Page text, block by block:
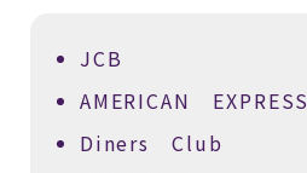
JCB
AMERICAN EXPRESS
Diners Club